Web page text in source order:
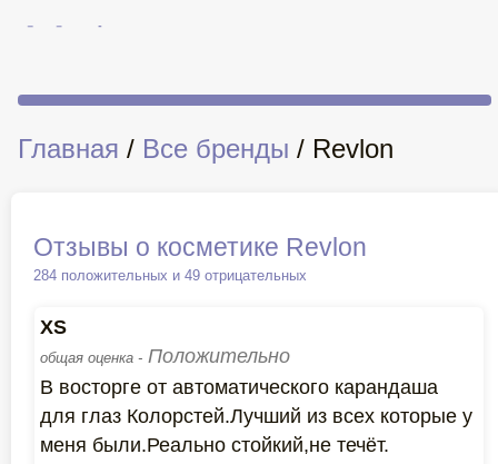
Главная / Все бренды / Revlon
Отзывы о косметике Revlon
284 положительных и 49 отрицательных
XS
общая оценка - Положительно
В восторге от автоматического карандаша
для глаз Колорстей.Лучший из всех которые у
меня были.Реально стойкий,не течёт.